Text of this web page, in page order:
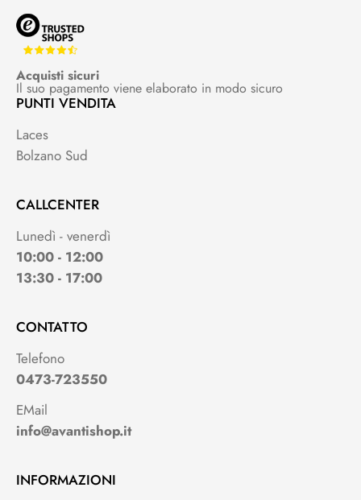
Acquisti sicuri
Il suo pagamento viene elaborato in modo sicuro
PUNTI VENDITA
Laces
Bolzano Sud
CALLCENTER
Lunedì - venerdì
10:00 - 12:00
13:30 - 17:00
CONTATTO
Telefono
0473-723550
EMail
info@avantishop.it
INFORMAZIONI